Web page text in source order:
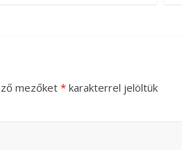
mezőket * karakterrel jelöltük